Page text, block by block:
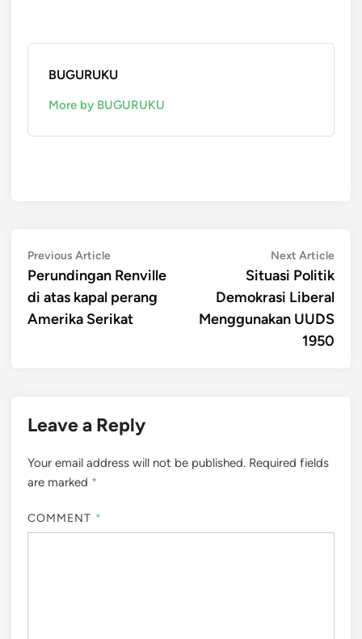
BUGURUKU
More by BUGURUKU
Post
navigation
Previous ArticlePrevious
article:
Perundingan Renville
di atas kapal perang
Amerika Serikat
Next ArticleNext
Situasi Politik
Demokrasi Liberal
Menggunakan UUDS
1950
Leave a Reply
Your email address will not be published. Required fields
are marked *
COMMENT *